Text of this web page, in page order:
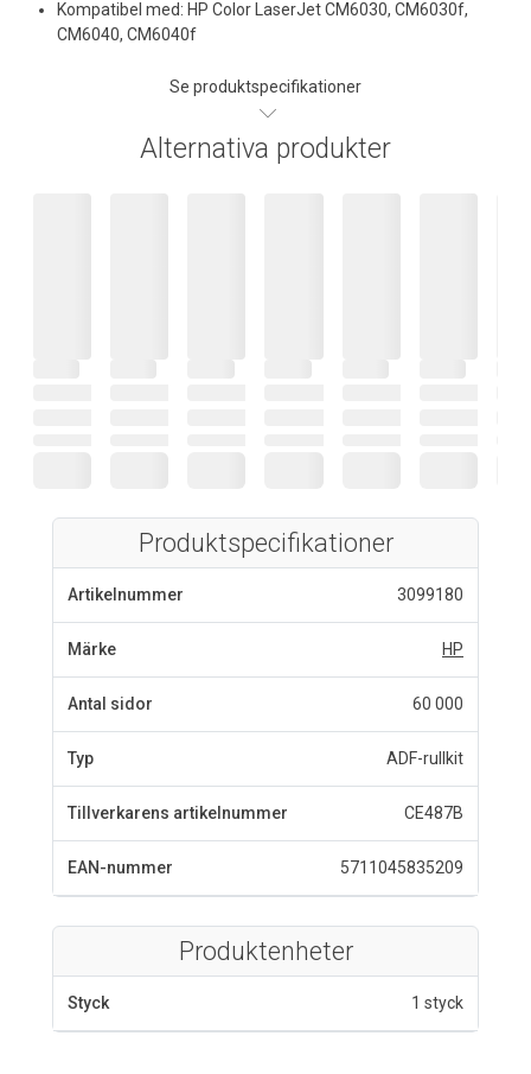
Kompatibel med: HP Color LaserJet CM6030, CM6030f,
CM6040, CM6040f
Se produktspecifikationer
Alternativa produkter
Produktspecifikationer
Artikelnummer 3099180
Märke HP
Antal sidor 60 000
Typ ADF-rullkit
Tillverkarens artikelnummer CE487B
EAN-nummer 5711045835209
Produktenheter
Styck 1 styck